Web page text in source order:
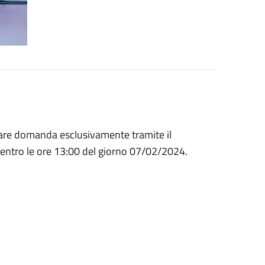
domanda esclusivamente tramite il
le ore 13:00 del giorno 07/02/2024.